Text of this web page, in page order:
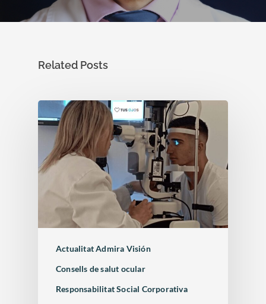
Related Posts
Actualitat Admira Visión
Consells de salut ocular
Responsabilitat Social Corporativa